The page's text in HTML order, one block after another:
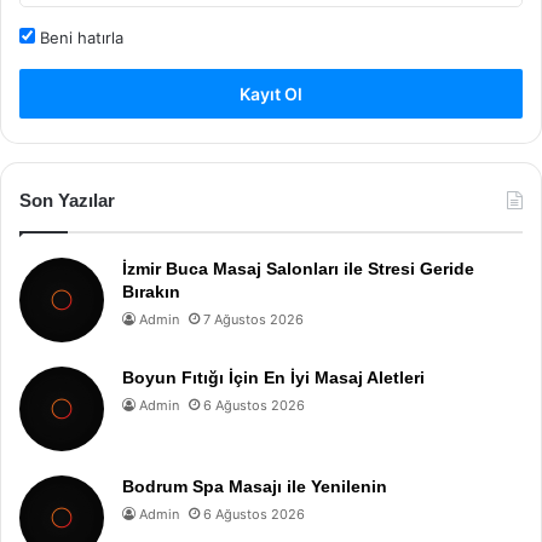
Beni hatırla
Kayıt Ol
Son Yazılar
İzmir Buca Masaj Salonları ile Stresi Geride
Bırakın
Admin 7 Ağustos 2026
Boyun Fıtığı İçin En İyi Masaj Aletleri
Admin 6 Ağustos 2026
Bodrum Spa Masajı ile Yenilenin
Admin 6 Ağustos 2026